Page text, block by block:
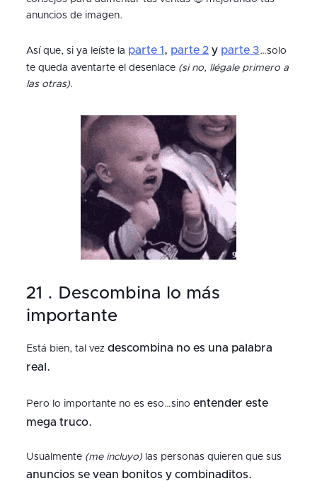
anuncios de imagen.
Así que, si ya leíste la parte 1 , parte 2y parte 3…solo
te queda aventarte el desenlace (si no, llégale primero a
las otras).
21 . Descombina lo más
importante
Está bien, tal vez descombina no es una palabra
real.
Pero lo importante no es eso…sino entender este
mega truco.
Usualmente (me incluyo)las personas quieren que sus
anuncios se vean bonitos y combinaditos.